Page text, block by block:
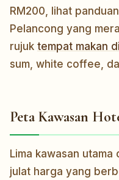
RM200, lihat panduan
Pelancong yang
rujuk tempat makan
sum, white coffee,
Peta Kawasan
Lima kawasan
julat harga yang